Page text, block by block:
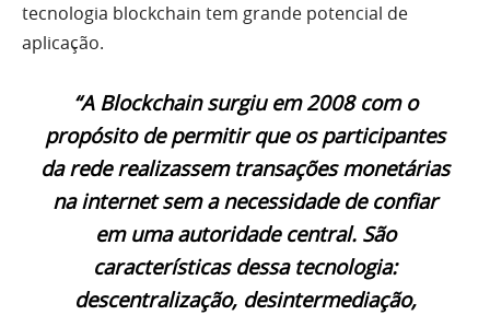
tecnologia blockchain tem grande potencial de
aplicação.
“A Blockchain surgiu em 2008 com o
propósito de permitir que os participantes
da rede realizassem transações monetárias
na internet sem a necessidade de confiar
em uma autoridade central. São
características dessa tecnologia:
descentralização, desintermediação,